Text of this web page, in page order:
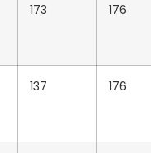
173 176
137 176